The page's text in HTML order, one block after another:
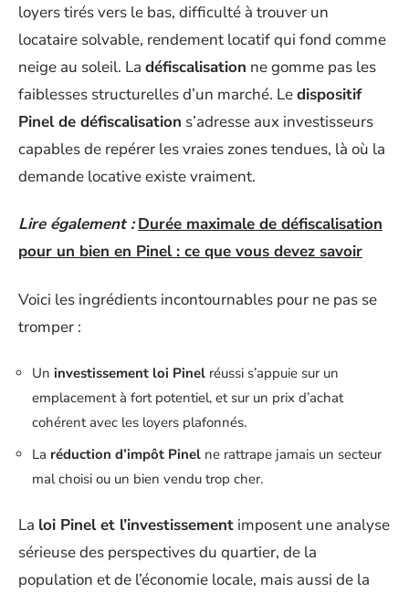
loyers tirés vers le bas, difficulté à trouver un
locataire solvable, rendement locatif qui fond comme
neige au soleil. La défiscalisation ne gomme pas les
faiblesses structurelles d’un marché. Ledispositif
Pinel de défiscalisation s’adresse aux investisseurs
capables de repérer les vraies zones tendues, là où la
demande locative existe vraiment.
Lire également : Durée maximale de défiscalisation
pour un bien en Pinel : ce que vous devez savoir
Voici les ingrédients incontournables pour ne pas se
tromper :
Un investissement loi Pinel réussi s’appuie sur un
emplacement à fort potentiel, et sur un prix d’achat
cohérent avec les loyers plafonnés.
La réduction d’impôt Pinel ne rattrape jamais un secteur
mal choisi ou un bien vendu trop cher.
La loi Pinel et l’investissement imposent une analyse
sérieuse des perspectives du quartier, de la
population et de l’économie locale, mais aussi de la